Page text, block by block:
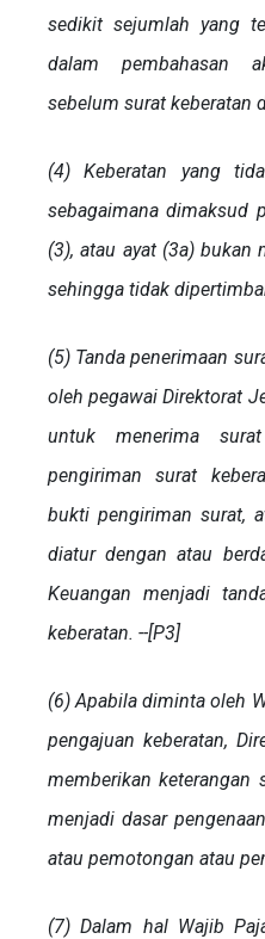
sedikit sejumlah yang
dalam pembahasan
sebelum surat keberatan
(4) Keberatan yang
sebagaimana dimaksud
(3), atau ayat (3a) bukan
sehingga tidak
(5) Tanda penerimaan
oleh pegawai Direktorat
untuk menerima
pengiriman surat
bukti pengiriman surat,
diatur dengan atau
Keuangan menjadi
keberatan. --[P3]
(6) Apabila diminta oleh
pengajuan keberatan,
memberikan keterangan
menjadi dasar
atau pemotongan atau
(7) Dalam hal Wajib